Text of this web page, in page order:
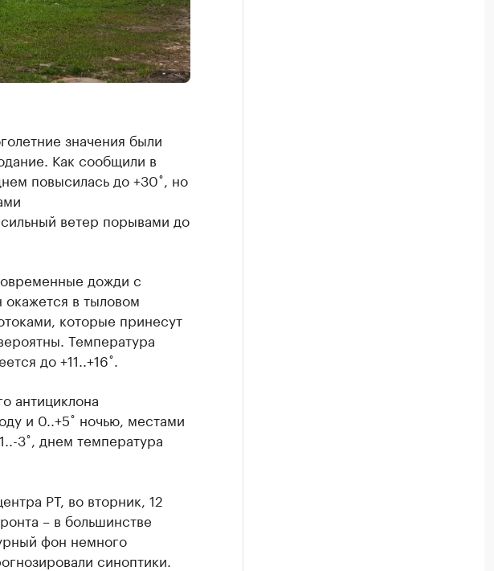
значения были
Как сообщили в
повысилась до +30˚, но
ветер порывами до
дожди с
в тыловом
которые принесут
Температура
до +11..+16˚.
антициклона
и 0..+5˚ ночью, местами
3˚, днем температура
РТ, во вторник, 12
– в большинстве
фон немного
синоптики.